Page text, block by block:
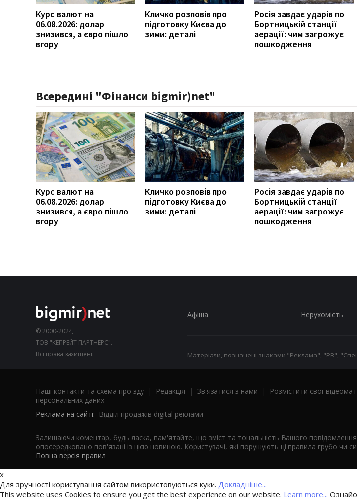
Курс валют на
06.08.2026: долар
знизився, а євро пішло
вгору
Кличко розповів про
підготовку Києва до
зими: деталі
Росія завдає ударів по
Бортницькій станції
аерації: чим загрожує
пошкодження
Всередині "Фінанси bigmir)net"
Курс валют на
06.08.2026: долар
знизився, а євро пішло
вгору
Кличко розповів про
підготовку Києва до
зими: деталі
Росія завдає ударів по
Бортницькій станції
аерації: чим загрожує
пошкодження
© 2000-2024,
ТОВ "КЕПРЕЙТ ПАРТНЕРС".
Всі права захищені.
Афіша Нерухомість
Матеріали, позначені знаками "Реклама", "PR",
Наші контакти та схема проїзду | Редакція | Зв'язатися з нами | Розмістити свої
персональних даних
Реклама на сайті: Відділ продажів digital реклами
Залишаючи коментар, будь ласка, пам'ятайте, що зміст та тональність Вашого
опосередковано пов'язані із цією новиною. Користувачі, які порушують ці правила грубо чи
Повна версія правил
x
Для зручності користування сайтом використовуються куки. Докладніше...
This website uses Cookies to ensure you get the best experience on our website. Learn more...